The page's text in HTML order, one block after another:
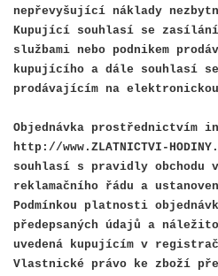
nepřevyšující náklady
Kupující souhlasí se
službami nebo podnikem
kupujícího a dále souhlasí
prodávajícím na
Objednávka prostřednictvím
http://www.ZLATNICTVI-
souhlasí s pravidly obchodu
reklamačního řádu a
Podmínkou platnosti
předepsaných údajů a
uvedená kupujícím v
Vlastnické právo ke zboží